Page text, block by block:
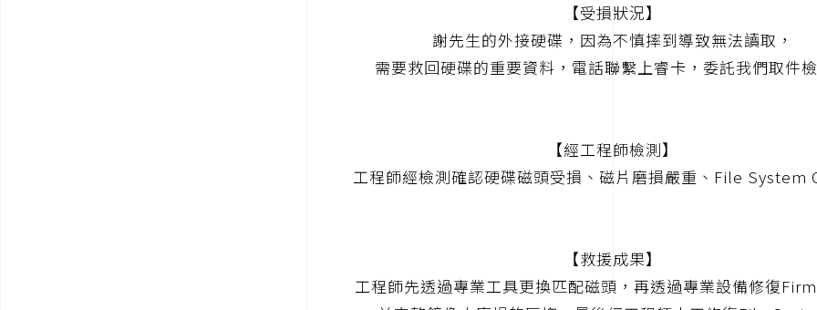
【受損狀況】
謝先生的外接硬碟，因為不慎摔到導致無法讀取，
需要救回硬碟的重要資料，電話聯繫上睿卡，委託我們取件檢
【經工程師檢測】
工程師經檢測確認硬碟磁頭受損、磁片磨損嚴重、File System
【救援成果】
工程師先透過專業工具更換匹配磁頭，再透過專業設備修復